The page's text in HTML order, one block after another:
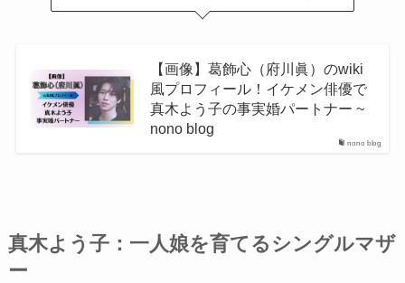
nono blog
【画像】葛飾心（府川眞）のwiki
風プロフィール！イケメン俳優で
真木よう子の事実婚パートナー ~
nono blog
真木よう子： 一人娘を育てるシングルマザ
ー